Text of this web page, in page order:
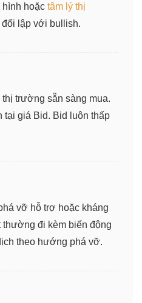
hoặc tâm lý thị
lập với bullish.
trường sẵn sàng mua.
tại giá Bid. Bid luôn thấp
vỡ hỗ trợ hoặc kháng
đi kèm biến động
theo hướng phá vỡ.